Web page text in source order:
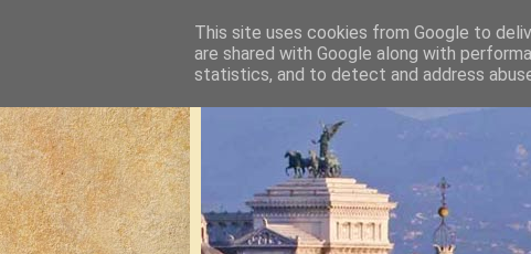
This site uses cookies from Google to
are shared with Google along with
statistics, and to detect and address